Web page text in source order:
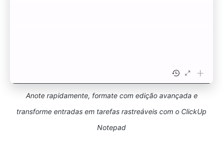
Anote rapidamente, formate com edição avançada e
transforme entradas em tarefas rastreáveis com o ClickUp
Notepad